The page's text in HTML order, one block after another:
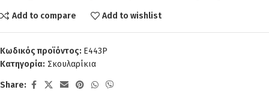
Add to compare Add to wishlist
Κωδικός προϊόντος: Ε443P
Κατηγορία: Σκουλαρίκια
Share: